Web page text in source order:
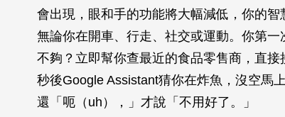
會出現，眼和手的功能將大幅減低，你的智
無論你在開車、行走、社交或運動。你第
不夠？立即幫你查最近的食品零售商，直
秒後Google Assistant猜你在炸魚，沒空馬
還「呃（uh），」才說「不用好了。」